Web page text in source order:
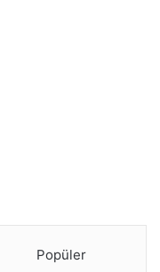
Popüler